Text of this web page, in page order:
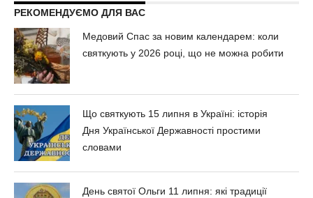
РЕКОМЕНДУЄМО ДЛЯ ВАС
Медовий Спас за новим календарем: коли
святкують у 2026 році, що не можна робити
Що святкують 15 липня в Україні: історія
Дня Української Державності простими
словами
День святої Ольги 11 липня: які традиції